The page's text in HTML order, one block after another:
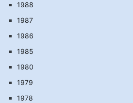
1988
1987
1986
1985
1980
1979
1978